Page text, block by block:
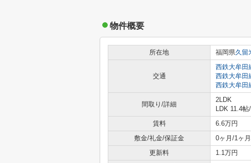
物件概要
所在地 福岡県久留
交通
西鉄大牟田
西鉄大牟田
西鉄大牟田
間取り/詳細
2LDK
LDK 11.4帖/
賃料 6.6万円
敷金/礼金/保証金
0ヶ月/1ヶ
更新料
1.1万円